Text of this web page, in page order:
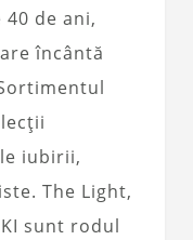
de ani,
încântă
iubirii,
The Light,
sunt rodul